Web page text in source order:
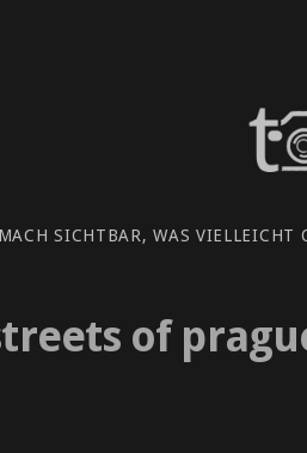
MACH SICHTBAR, WAS VIELLEICHT
of